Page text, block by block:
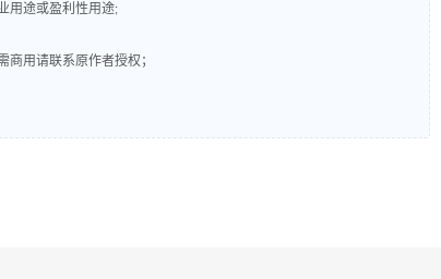
用途或盈利性用途;
用请联系原作者授权；